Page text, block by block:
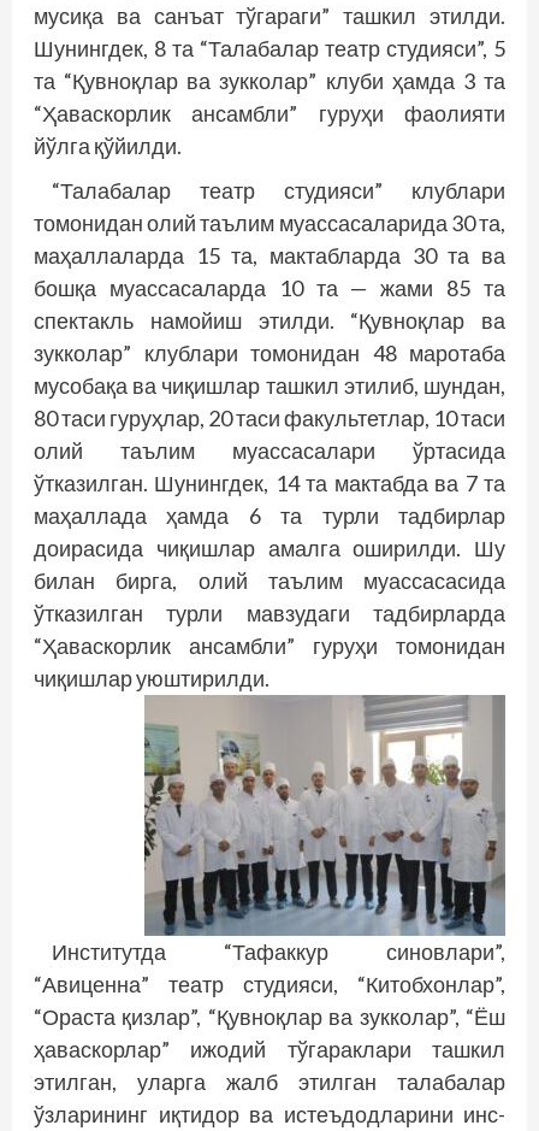
мусиқа ва санъат тўгараги” ташкил этилди.
Шунингдек, 8 та “Талабалар театр студияси”, 5
та “Қувноқлар ва зукколар” клуби ҳамда 3 та
“Ҳаваскорлик ансамбли” гуруҳи фаолияти
йўлга қўйилди.
“Талабалар театр студияси” клублари
томонидан олий таълим муассасаларида 30 та,
маҳаллаларда 15 та, мактабларда 30 та ва
бошқа муассасаларда 10 та — жами 85 та
спектакль намойиш этилди. “Қувноқлар ва
зукколар” клублари томонидан 48 маротаба
мусобақа ва чиқишлар ташкил этилиб, шундан,
80 таси гуруҳлар, 20 таси факультетлар, 10 таси
олий таълим муассасалари ўртасида
ўтказилган. Шунингдек, 14 та мактабда ва 7 та
маҳаллада ҳамда 6 та турли тадбирлар
доирасида чиқишлар амалга оширилди. Шу
билан бирга, олий таълим муассасасида
ўтказилган турли мавзудаги тадбирларда
“Ҳаваскорлик ансамбли” гуруҳи томонидан
чиқиш­лар уюштирилди.
Институтда “Тафаккур синовлари”,
“Авиценна” театр студияси, “Китобхонлар”,
“Ораста қизлар”, “Қувноқлар ва зукколар”, “Ёш
ҳаваскорлар” ижодий тўгараклари ташкил
этилган, уларга жалб этилган талабалар
ўзларининг иқтидор ва истеъдодларини инс­